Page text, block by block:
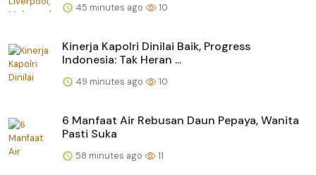
45 minutes ago 10
Kinerja Kapolri Dinilai Baik, Progress
Indonesia: Tak Heran ...
49 minutes ago 10
6 Manfaat Air Rebusan Daun Pepaya, Wanita
Pasti Suka
58 minutes ago 11